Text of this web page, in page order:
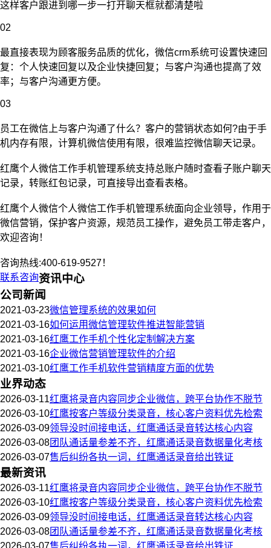
这样客户跟进到哪一步一打开聊天框就都清楚啦
02
最直接表现为顾客服务品质的优化，微信crm系统可设置快速回
复：个人快速回复以及企业快捷回复；与客户沟通也提高了效
率；与客户沟通更方便。
03
员工在微信上与客户沟通了什么？客户的营销状态如何?由于手
机内存有限，计算机微信使用有限，很难监控微信聊天记录。
红鹰个人微信工作手机管理系统支持总账户随时查看子账户聊天
记录，转账红包记录，可直接导出查看表格。
红鹰个人微信个人微信工作手机管理系统面向企业领导，作用于
微信营销，保护客户资源，规范员工操作，避免员工带走客户，
欢迎咨询！
咨询热线:400-619-9527！
联系咨询资讯中心
公司新闻
2021-03-23微信管理系统的效果如何
2021-03-16如何运用微信管理软件推进智能营销
2021-03-16红鹰工作手机个性化定制解决方案
2021-03-16企业微信营销管理软件的介绍
2021-03-10红鹰工作手机软件营销精度方面的优势
业界动态
2026-03-11红鹰将录音内容同步企业微信，跨平台协作不脱节
2026-03-10红鹰按客户等级分类录音，核心客户资料优先检索
2026-03-09领导没时间接电话，红鹰通话录音转达核心内容
2026-03-08团队通话量参差不齐，红鹰通话录音数据量化考核
2026-03-07售后纠纷各执一词，红鹰通话录音给出铁证
最新资讯
2026-03-11红鹰将录音内容同步企业微信，跨平台协作不脱节
2026-03-10红鹰按客户等级分类录音，核心客户资料优先检索
2026-03-09领导没时间接电话，红鹰通话录音转达核心内容
2026-03-08团队通话量参差不齐，红鹰通话录音数据量化考核
2026-03-07售后纠纷各执一词，红鹰通话录音给出铁证